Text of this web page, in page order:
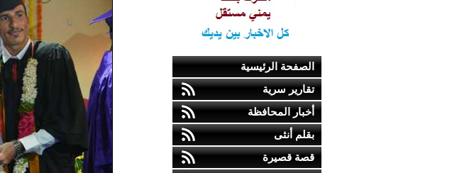
الصفحة الرئيسية
تقارير سرية
أخبار المحافظة
بقلم أنثى
قصة قصيرة